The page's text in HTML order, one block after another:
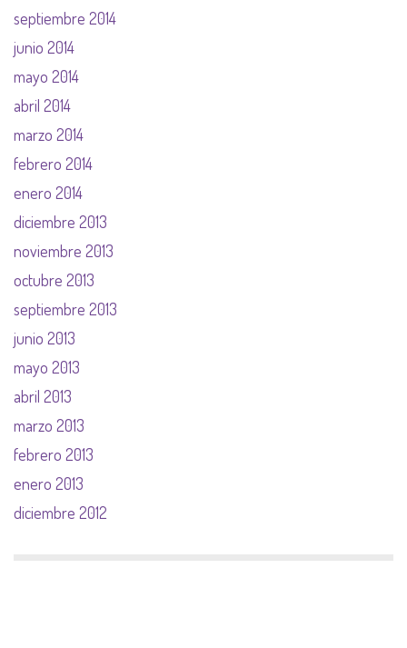
septiembre 2014
junio 2014
mayo 2014
abril 2014
marzo 2014
febrero 2014
enero 2014
diciembre 2013
noviembre 2013
octubre 2013
septiembre 2013
junio 2013
mayo 2013
abril 2013
marzo 2013
febrero 2013
enero 2013
diciembre 2012